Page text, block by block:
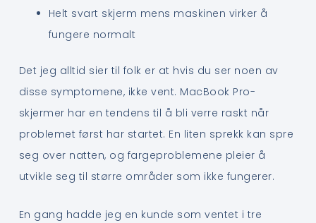
Helt svart skjerm mens maskinen virker å
fungere normalt
Det jeg alltid sier til folk er at hvis du ser noen av
disse symptomene, ikke vent. MacBook Pro-
skjermer har en tendens til å bli verre raskt når
problemet først har startet. En liten sprekk kan spre
seg over natten, og fargeproblemene pleier å
utvikle seg til større områder som ikke fungerer.
En gang hadde jeg en kunde som ventet i tre